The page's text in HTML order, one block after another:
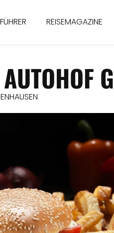
REISEMAGAZINE